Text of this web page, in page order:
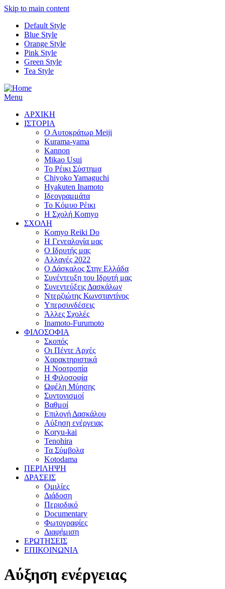
Skip to main content
Default Style
Blue Style
Orange Style
Pink Style
Green Style
Tea Style
Menu
ΑΡΧΙΚΗ
ΙΣΤΟΡΙΑ
Ο Αυτοκράτωρ Meiji
Kurama-yama
Kannon
Mikao Usui
Το Ρέικι Σύστημα
Chiyoko Yamaguchi
Hyakuten Inamoto
Ιδεογραμμάτα
Το Κόμυο Ρέικι
H Σχολή Komyo
ΣΧΟΛΗ
Komyo Reiki Do
Η Γενεαλογία μας
Ο Ιδρυτής μας
Αλλαγές 2022
Ο Δάσκαλος Στην Ελλάδα
Συνέντευξη του Ιδρυτή μας
Συνεντεύξεις Δασκάλων
Ντερζιώτης Κωνσταντίνος
Υπερσυνδέσεις
Άλλες Σχολές
Inamoto-Furumoto
ΦΙΛΟΣΟΦΙΑ
Σκοπός
Οι Πέντε Αρχές
Χαρακτηριστικά
Η Νοοτροπία
Η Φιλοσοφία
Ωφέλη Μύησης
Συντονισμοί
Βαθμοί
Επιλογή Δασκάλου
Αύξηση ενέργειας
Koryu-kai
Tenohira
Τα Σύμβολα
Kotodama
ΠΕΡΙΛΗΨΗ
ΔΡΑΣΕΙΣ
Ομιλίες
Διάδοση
Περιοδικό
Documentary
Φωτογραφίες
Διαφήμιση
ΕΡΩΤΗΣΕΙΣ
ΕΠΙΚΟΙΝΩΝΙΑ
Αύξηση ενέργειας